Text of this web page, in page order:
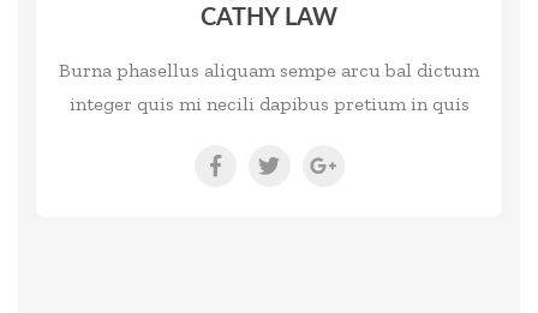
CATHY LAW
Burna phasellus aliquam sempe arcu bal dictum
integer quis mi necili dapibus pretium in quis